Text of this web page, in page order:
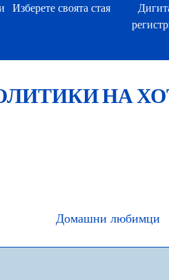
Изберете своята стая
НА
Домашни любимци